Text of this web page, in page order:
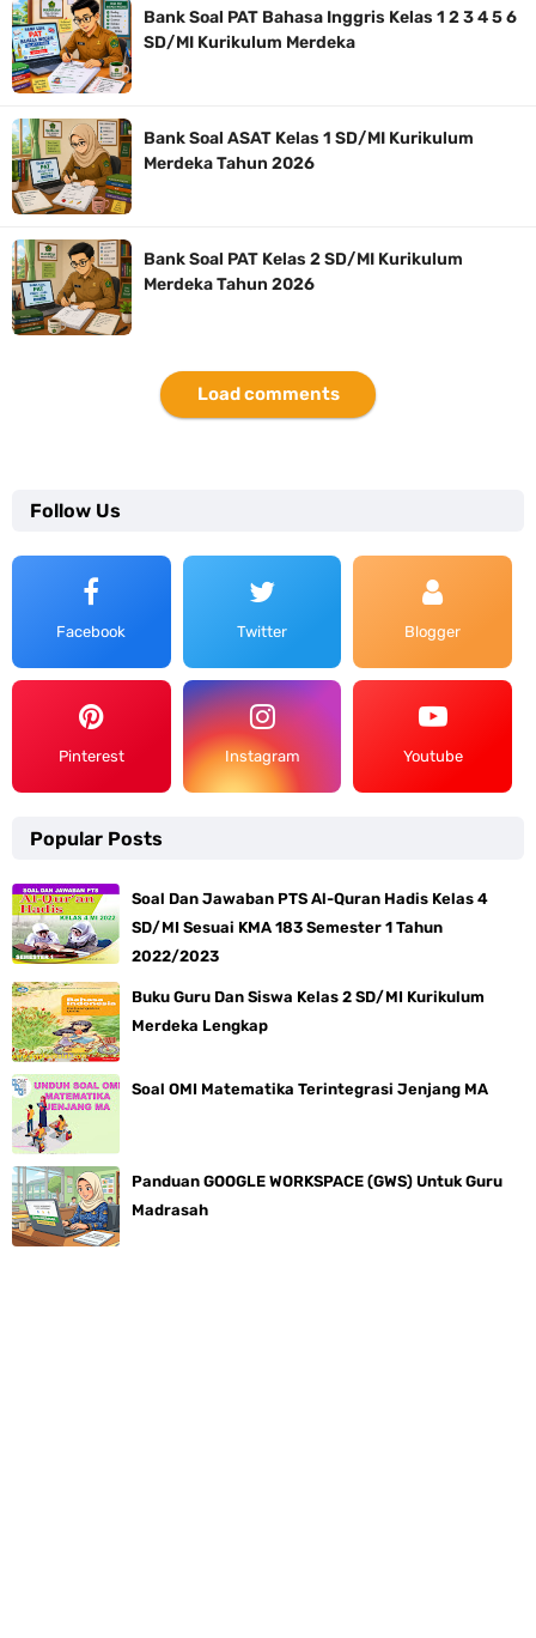
Bank Soal PAT Bahasa Inggris Kelas 1 2 3 4 5 6
SD/MI Kurikulum Merdeka
Bank Soal ASAT Kelas 1 SD/MI Kurikulum
Merdeka Tahun 2026
Bank Soal PAT Kelas 2 SD/MI Kurikulum
Merdeka Tahun 2026
Load comments
Follow Us
Facebook Twitter Blogger
Pinterest Instagram Youtube
Popular Posts
Soal Dan Jawaban PTS Al-Quran Hadis Kelas 4
SD/MI Sesuai KMA 183 Semester 1 Tahun
2022/2023
Buku Guru Dan Siswa Kelas 2 SD/MI Kurikulum
Merdeka Lengkap
Soal OMI Matematika Terintegrasi Jenjang MA
Panduan GOOGLE WORKSPACE (GWS) Untuk Guru
Madrasah